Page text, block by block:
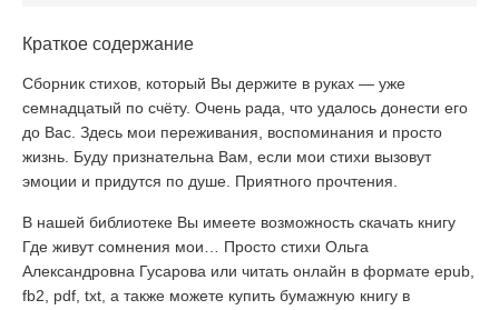
Краткое содержание
Сборник стихов, который Вы держите в руках — уже
семнадцатый по счёту. Очень рада, что удалось донести его
до Вас. Здесь мои переживания, воспоминания и просто
жизнь. Буду признательна Вам, если мои стихи вызовут
эмоции и придутся по душе. Приятного прочтения.
В нашей библиотеке Вы имеете возможность скачать книгу
Где живут сомнения мои… Просто стихи Ольга
Александровна Гусарова или читать онлайн в формате epub,
fb2, pdf, txt, а также можете купить бумажную книгу в